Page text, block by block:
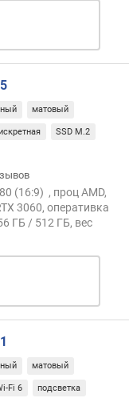
матовый
SSD M.2
(16:9) , проц AMD,
3060, оперативка
ГБ / 512 ГБ, вес
матовый
Fi 6 подсветка